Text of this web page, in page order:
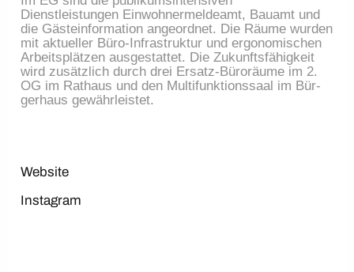
Dienstleistungen Einwoh­nermeldeamt, Bauamt und
die Gästeinformation angeordnet. Die Räume wurden
mit aktueller Büro-Infrastruktur und ergono­mischen
Arbeitsplätzen ausgestattet. Die Zukunftsfähigkeit
wird zusätzlich durch drei Ersatz-Büro­räume im 2.
OG im Rathaus und den Multifunktionssaal im Bür­
gerhaus gewährleistet.
Website
Instagram